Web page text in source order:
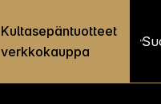
Kultasepäntuotteet
verkkokauppa